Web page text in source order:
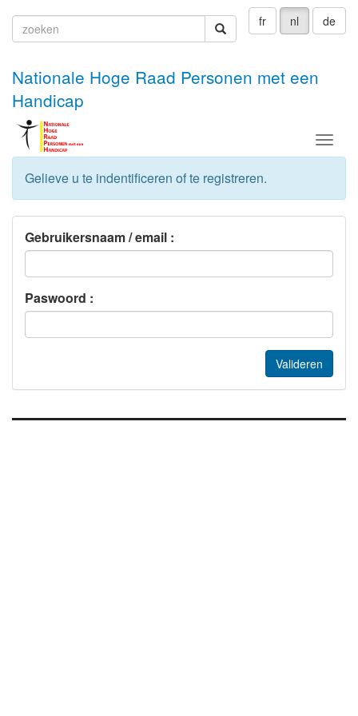
fr nl de
zoeken
Nationale Hoge Raad Personen met een
Handicap
Menu
Gelieve u te indentificeren of te registreren.
Gebruikersnaam / email :
Paswoord :